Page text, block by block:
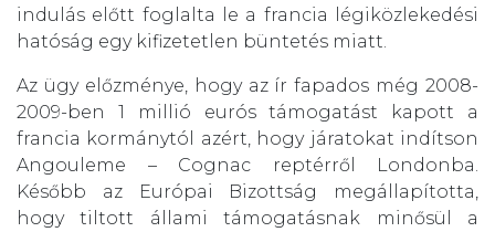
indulás előtt foglalta le a francia légiközlekedési
hatóság egy kifizetetlen büntetés miatt.
Az ügy előzménye, hogy az ír fapados még 2008-
2009-ben 1 millió eurós támogatást kapott a
francia kormánytól azért, hogy járatokat indítson
Angouleme – Cognac reptérről Londonba.
Később az Európai Bizottság megállapította,
hogy tiltott állami támogatásnak minősül a